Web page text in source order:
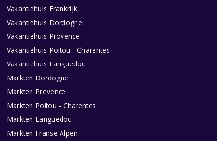
Vakantiehuis Frankrijk
Vakantiehuis Dordogne
Vakantiehuis Provence
Vakantiehuis Poitou - Charentes
Vakantiehuis Languedoc
Markten Dordogne
Markten Provence
Markten Poitou - Charentes
Markten Languedoc
Markten Franse Alpen